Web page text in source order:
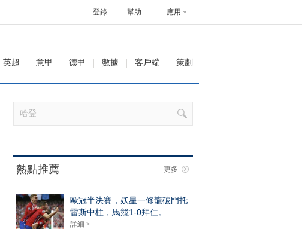
幫助 應用
登錄
英超 意甲 德甲 數據 客戶端 策劃
熱點推薦 更多
歐冠半決賽，妖星一條龍破門托
雷斯中柱，馬競1-0拜仁。
詳細 >